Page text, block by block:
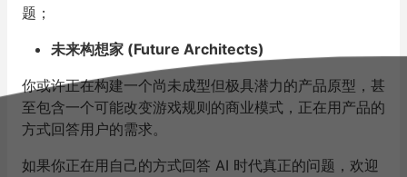
题；
未来构想家 (Future Architects)
你或许正在构建一个尚未成型但极具潜力的产品原型，甚
至包含一个可能改变游戏规则的商业模式，正在用产品的
方式回答用户的需求。
如果你正在用自己的方式回答 AI 时代真正的问题，欢迎